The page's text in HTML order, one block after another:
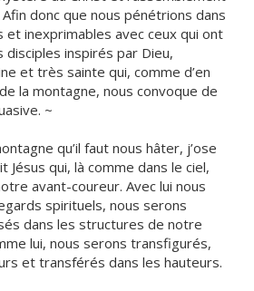
donc que nous pénétrions dans
inexprimables avec ceux qui ont
disciples inspirés par Dieu,
et très sainte qui, comme d’en
la montagne, nous convoque de
~
qu’il faut nous hâter, j’ose
Jésus qui, là comme dans le ciel,
avant-coureur. Avec lui nous
spirituels, nous serons
dans les structures de notre
lui, nous serons transfigurés,
et transférés dans les hauteurs.